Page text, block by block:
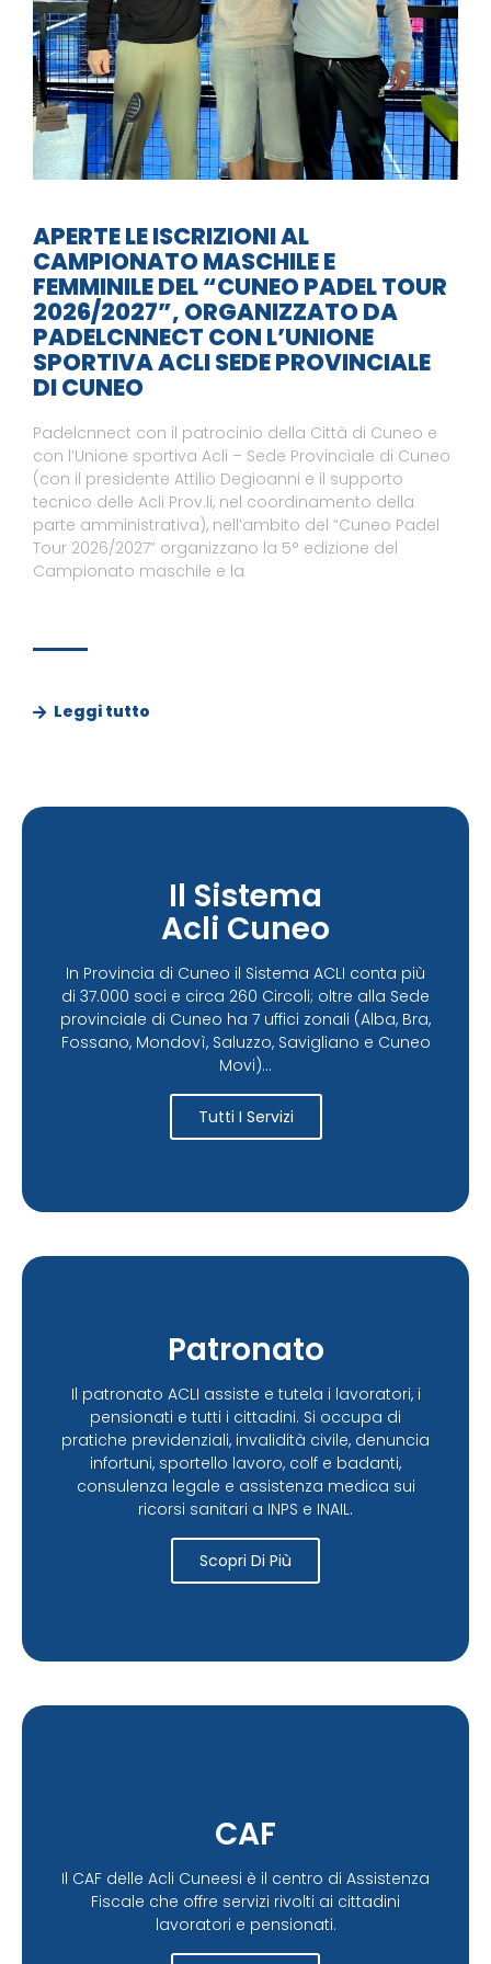
APERTE LE ISCRIZIONI AL
CAMPIONATO MASCHILE E
FEMMINILE DEL “CUNEO PADEL TOUR
2026/2027”, ORGANIZZATO DA
PADELCNNECT CON L’UNIONE
SPORTIVA ACLI SEDE PROVINCIALE
DI CUNEO
Padelcnnect con il patrocinio della Città di Cuneo e
con l’Unione sportiva Acli – Sede Provinciale di Cuneo
(con il presidente Attilio Degioanni e il supporto
tecnico delle Acli Prov.li, nel coordinamento della
parte amministrativa), nell’ambito del “Cuneo Padel
Tour 2026/2027” organizzano la 5° edizione del
Campionato maschile e la
Leggi tutto
Il Sistema
Acli Cuneo
In Provincia di Cuneo il Sistema ACLI conta più
di 37.000 soci e circa 260 Circoli; oltre alla Sede
provinciale di Cuneo ha 7 uffici zonali (Alba, Bra,
Fossano, Mondovì, Saluzzo, Savigliano e Cuneo
Movi)...
Tutti I Servizi
Patronato
Il patronato ACLI assiste e tutela i lavoratori, i
pensionati e tutti i cittadini. Si occupa di
pratiche previdenziali, invalidità civile, denuncia
infortuni, sportello lavoro, colf e badanti,
consulenza legale e assistenza medica sui
ricorsi sanitari a INPS e INAIL.
Scopri Di Più
CAF
Il CAF delle Acli Cuneesi è il centro di Assistenza
Fiscale che offre servizi rivolti ai cittadini
lavoratori e pensionati.